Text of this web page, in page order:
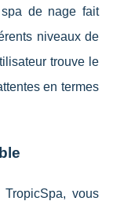
de nage fait
niveaux de
trouve le
en termes
vous